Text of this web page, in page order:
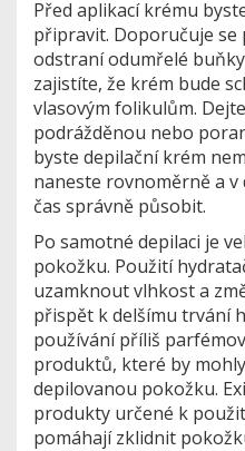
Před aplikací krému
připravit. Doporučuje
odstraní odumřelé
zajistíte, že krém bude
vlasovým folikulům.
podrážděnou nebo
byste depilační krém
naneste rovnoměrně a
čas správně působit.
Po samotné depilaci je
pokožku. Použití
uzamknout vlhkost a
přispět k delšímu trvání
používání příliš
produktů, které by
depilovanou pokožku.
produkty určené k
pomáhají zklidnit